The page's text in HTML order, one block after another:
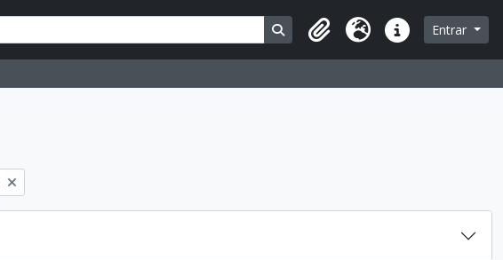
Busque na página de navegação
Área de Transferência
Idioma Atalhos Entrar